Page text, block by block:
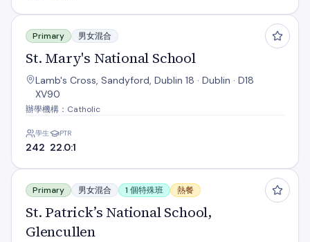
St. Mary's National School
Primary 男女混合
St. Mary's National School
Lamb's Cross, Sandyford, Dublin 18 · Dublin · D18
XV90
辦學機構：Catholic
學生
242
PTR
22.0:1
St. Patrick’s National School, Glencullen
Primary 男女混合 1 個特殊班 熱餐
St. Patrick’s National School,
Glencullen